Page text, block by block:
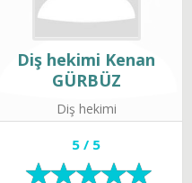
Diş hekimi Kenan
GÜRBÜZ
Diş hekimi
5 / 5